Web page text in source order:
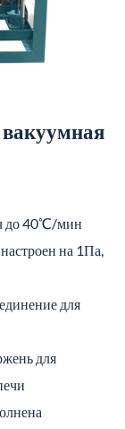
до 40℃/мин
на 1Па,
для
для